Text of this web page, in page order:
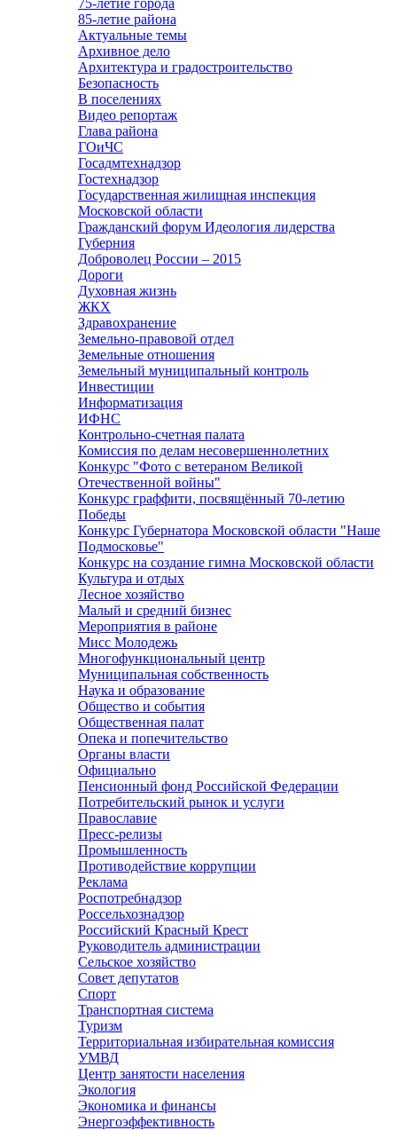
75-летие города
85-летие района
Актуальные темы
Архивное дело
Архитектура и градостроительство
Безопасность
В поселениях
Видео репортаж
Глава района
ГОиЧС
Госадмтехнадзор
Гостехнадзор
Государственная жилищная инспекция
Московской области
Гражданский форум Идеология лидерства
Губерния
Доброволец России – 2015
Дороги
Духовная жизнь
ЖКХ
Здравохранение
Земельно-правовой отдел
Земельные отношения
Земельный муниципальный контроль
Инвестиции
Информатизация
ИФНС
Контрольно-счетная палата
Комиссия по делам несовершеннолетних
Конкурс "Фото с ветераном Великой
Отечественной войны"
Конкурс граффити, посвящённый 70-летию
Победы
Конкурс Губернатора Московской области "Наше
Подмосковье"
Конкурс на создание гимна Московской области
Культура и отдых
Лесное хозяйство
Малый и средний бизнес
Мероприятия в районе
Мисс Молодежь
Многофункциональный центр
Муниципальная собственность
Наука и образование
Общество и события
Общественная палат
Опека и попечительство
Органы власти
Официально
Пенсионный фонд Российской Федерации
Потребительский рынок и услуги
Православие
Пресс-релизы
Промышленность
Противодействие коррупции
Реклама
Роспотребнадзор
Россельхознадзор
Российский Красный Крест
Руководитель администрации
Сельское хозяйство
Совет депутатов
Спорт
Транспортная система
Туризм
Территориальная избирательная комиссия
УМВД
Центр занятости населения
Экология
Экономика и финансы
Энергоэффективность